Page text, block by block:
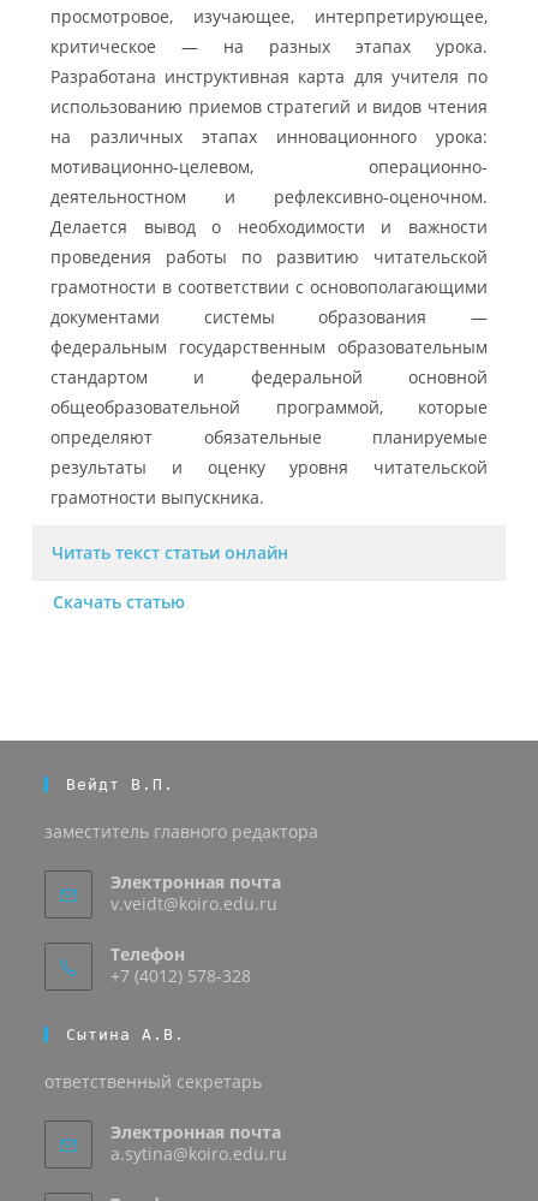
просмотровое, изучающее, интерпретирующее,
критическое — на разных этапах урока.
Разработана инструктивная карта для учителя по
использованию приемов стратегий и видов чтения
на различных этапах инновационного урока:
мотивационно-целевом, операционно-
деятельностном и рефлексивно-оценочном.
Делается вывод о необходимости и важности
проведения работы по развитию читательской
грамотности в соответствии с основополагающими
документами системы образования —
федеральным государственным образовательным
стандартом и федеральной основной
общеобразовательной программой, которые
определяют обязательные планируемые
результаты и оценку уровня читательской
грамотности выпускника.
Читать текст статьи онлайн
Скачать статью
Вейдт В.П.
заместитель главного редактора
Электронная почта
v.veidt@koiro.edu.ru
Телефон
+7 (4012) 578-328
Сытина А.В.
ответственный секретарь
Электронная почта
a.sytina@koiro.edu.ru